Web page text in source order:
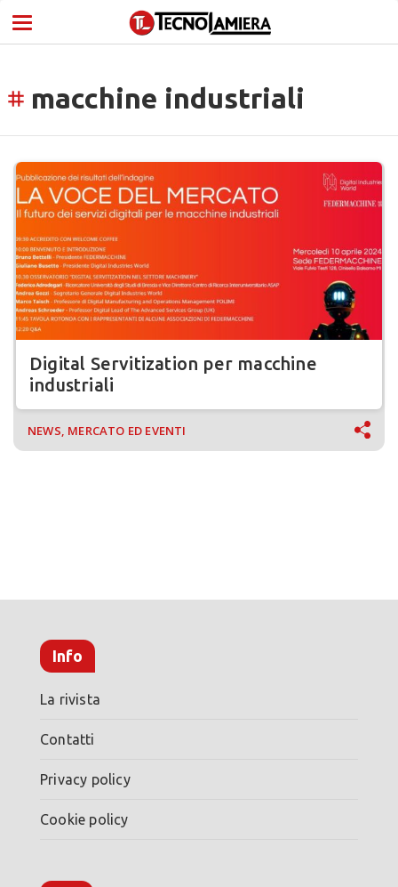
tag macchine industriali
Digital Servitization per macchine
industriali
NEWS, MERCATO ED EVENTI
Info
La rivista
Contatti
Privacy policy
Cookie policy